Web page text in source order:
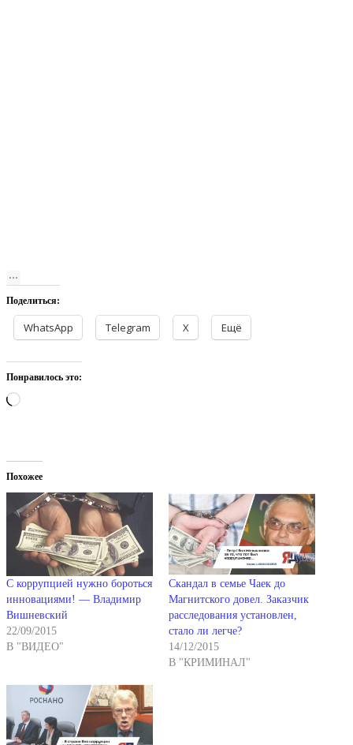
Поделиться:
WhatsApp Telegram X Ещё
Понравилось это:
Загрузка…
Похожее
С коррупцией нужно бороться
инновациями! — Владимир
Вишневский
22/09/2015
В "ВИДЕО"
Скандал в семье Чаек до
Магнитского довел. Заказчик
расследования установлен,
стало ли легче?
14/12/2015
В "КРИМИНАЛ"